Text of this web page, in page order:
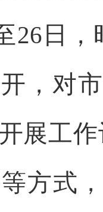
26日
，对
展工
方式